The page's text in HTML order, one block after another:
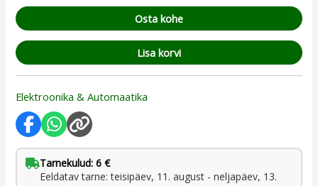
Osta kohe
Lisa korvi
Elektroonika & Automaatika
Tarnekulud: 6 €
Eeldatav tarne: teisipäev, 11. august - neljapäev, 13.